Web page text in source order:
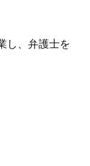
し、弁護士を